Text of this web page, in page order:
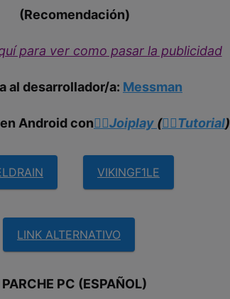
(Recomendación)
para ver como pasar la publicidad
al desarrollador/a: Messman
Android con👉🏼Joiplay (👉🏼Tutorial)
VIKINGF1LE
LINK ALTERNATIVO
PARCHE PC (ESPAÑOL)